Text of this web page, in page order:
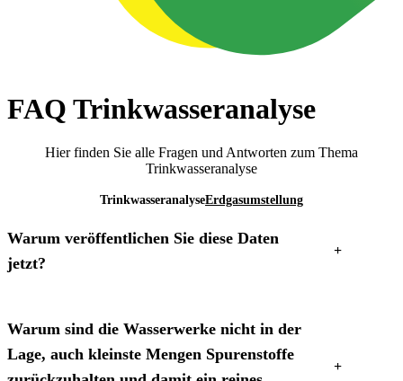
FAQ Trinkwasseranalyse
Hier finden Sie alle Fragen und Antworten zum Thema
Trinkwasseranalyse
TrinkwasseranalyseErdgasumstellung
Warum veröffentlichen Sie diese Daten
jetzt?
Warum sind die Wasserwerke nicht in der
Lage, auch kleinste Mengen Spurenstoffe